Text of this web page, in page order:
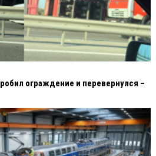
ограждение и перевернулся –